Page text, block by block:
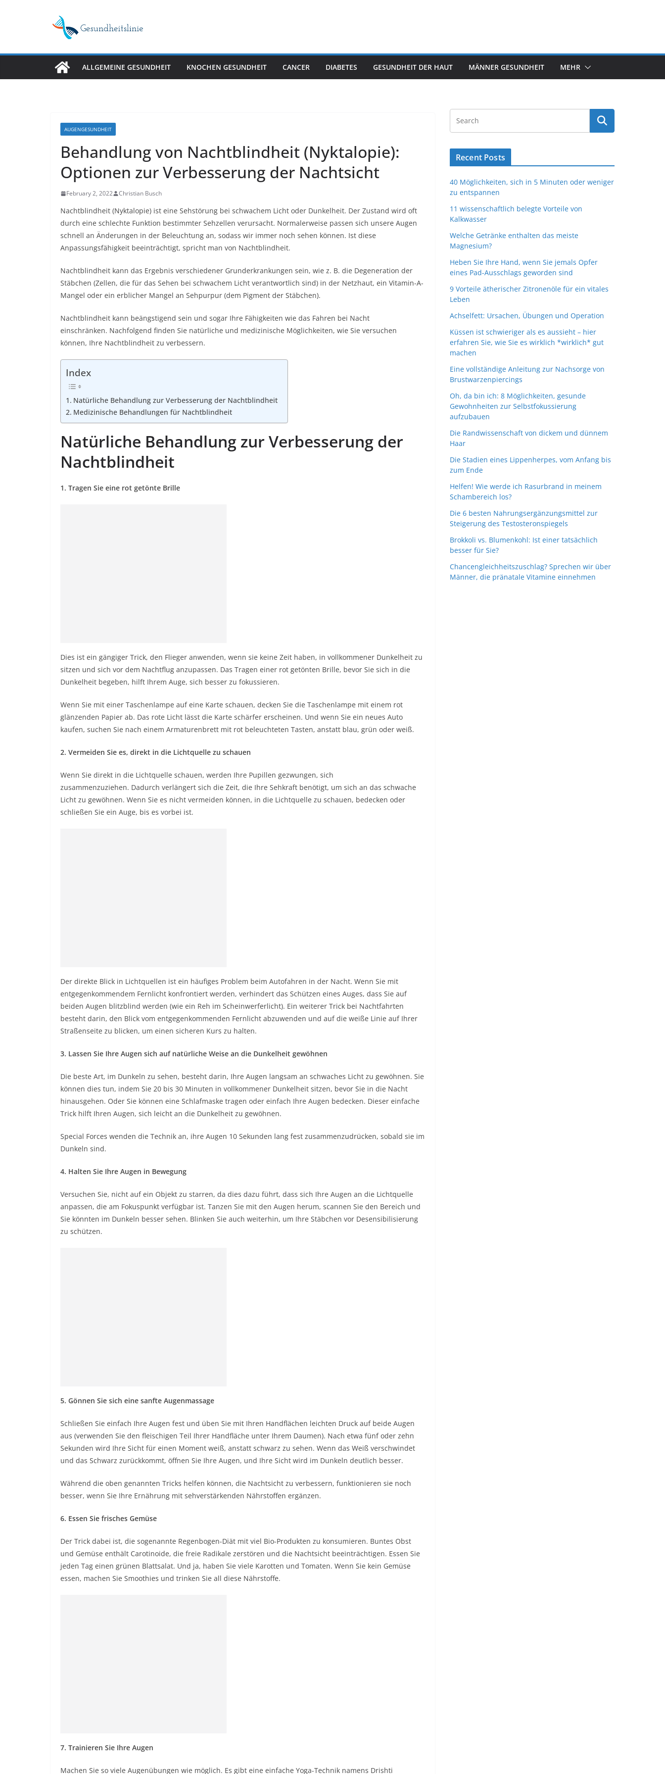
ALLGEMEINE GESUNDHEIT KNOCHEN GESUNDHEIT CANCER DIABETES GESUNDHEIT DER HAUT MÄNNER GESUNDHEIT MEHR
AUGENGESUNDHEIT
Behandlung von Nachtblindheit (Nyktalopie):
Optionen zur Verbesserung der Nachtsicht
February 2, 2022 Christian Busch
Nachtblindheit (Nyktalopie) ist eine Sehstörung bei schwachem Licht oder Dunkelheit. Der Zustand wird oft
durch eine schlechte Funktion bestimmter Sehzellen verursacht. Normalerweise passen sich unsere Augen
schnell an Änderungen in der Beleuchtung an, sodass wir immer noch sehen können. Ist diese
Anpassungsfähigkeit beeinträchtigt, spricht man von Nachtblindheit.
Nachtblindheit kann das Ergebnis verschiedener Grunderkrankungen sein, wie z. B. die Degeneration der
Stäbchen (Zellen, die für das Sehen bei schwachem Licht verantwortlich sind) in der Netzhaut, ein Vitamin-A-
Mangel oder ein erblicher Mangel an Sehpurpur (dem Pigment der Stäbchen).
Nachtblindheit kann beängstigend sein und sogar Ihre Fähigkeiten wie das Fahren bei Nacht
einschränken. Nachfolgend finden Sie natürliche und medizinische Möglichkeiten, wie Sie versuchen
können, Ihre Nachtblindheit zu verbessern.
Index
Natürliche Behandlung zur Verbesserung der Nachtblindheit
Medizinische Behandlungen für Nachtblindheit
Natürliche Behandlung zur Verbesserung der
Nachtblindheit
1. Tragen Sie eine rot getönte Brille
Dies ist ein gängiger Trick, den Flieger anwenden, wenn sie keine Zeit haben, in vollkommener Dunkelheit zu
sitzen und sich vor dem Nachtflug anzupassen. Das Tragen einer rot getönten Brille, bevor Sie sich in die
Dunkelheit begeben, hilft Ihrem Auge, sich besser zu fokussieren.
Wenn Sie mit einer Taschenlampe auf eine Karte schauen, decken Sie die Taschenlampe mit einem rot
glänzenden Papier ab. Das rote Licht lässt die Karte schärfer erscheinen. Und wenn Sie ein neues Auto
kaufen, suchen Sie nach einem Armaturenbrett mit rot beleuchteten Tasten, anstatt blau, grün oder weiß.
2. Vermeiden Sie es, direkt in die Lichtquelle zu schauen
Wenn Sie direkt in die Lichtquelle schauen, werden Ihre Pupillen gezwungen, sich
zusammenzuziehen. Dadurch verlängert sich die Zeit, die Ihre Sehkraft benötigt, um sich an das schwache
Licht zu gewöhnen. Wenn Sie es nicht vermeiden können, in die Lichtquelle zu schauen, bedecken oder
schließen Sie ein Auge, bis es vorbei ist.
Der direkte Blick in Lichtquellen ist ein häufiges Problem beim Autofahren in der Nacht. Wenn Sie mit
entgegenkommendem Fernlicht konfrontiert werden, verhindert das Schützen eines Auges, dass Sie auf
beiden Augen blitzblind werden (wie ein Reh im Scheinwerferlicht). Ein weiterer Trick bei Nachtfahrten
besteht darin, den Blick vom entgegenkommenden Fernlicht abzuwenden und auf die weiße Linie auf Ihrer
Straßenseite zu blicken, um einen sicheren Kurs zu halten.
3. Lassen Sie Ihre Augen sich auf natürliche Weise an die Dunkelheit gewöhnen
Die beste Art, im Dunkeln zu sehen, besteht darin, Ihre Augen langsam an schwaches Licht zu gewöhnen. Sie
können dies tun, indem Sie 20 bis 30 Minuten in vollkommener Dunkelheit sitzen, bevor Sie in die Nacht
hinausgehen. Oder Sie können eine Schlafmaske tragen oder einfach Ihre Augen bedecken. Dieser einfache
Trick hilft Ihren Augen, sich leicht an die Dunkelheit zu gewöhnen.
Special Forces wenden die Technik an, ihre Augen 10 Sekunden lang fest zusammenzudrücken, sobald sie im
Dunkeln sind.
4. Halten Sie Ihre Augen in Bewegung
Versuchen Sie, nicht auf ein Objekt zu starren, da dies dazu führt, dass sich Ihre Augen an die Lichtquelle
anpassen, die am Fokuspunkt verfügbar ist. Tanzen Sie mit den Augen herum, scannen Sie den Bereich und
Sie könnten im Dunkeln besser sehen. Blinken Sie auch weiterhin, um Ihre Stäbchen vor Desensibilisierung
zu schützen.
5. Gönnen Sie sich eine sanfte Augenmassage
Schließen Sie einfach Ihre Augen fest und üben Sie mit Ihren Handflächen leichten Druck auf beide Augen
aus (verwenden Sie den fleischigen Teil Ihrer Handfläche unter Ihrem Daumen). Nach etwa fünf oder zehn
Sekunden wird Ihre Sicht für einen Moment weiß, anstatt schwarz zu sehen. Wenn das Weiß verschwindet
und das Schwarz zurückkommt, öffnen Sie Ihre Augen, und Ihre Sicht wird im Dunkeln deutlich besser.
Während die oben genannten Tricks helfen können, die Nachtsicht zu verbessern, funktionieren sie noch
besser, wenn Sie Ihre Ernährung mit sehverstärkenden Nährstoffen ergänzen.
6. Essen Sie frisches Gemüse
Der Trick dabei ist, die sogenannte Regenbogen-Diät mit viel Bio-Produkten zu konsumieren. Buntes Obst
und Gemüse enthält Carotinoide, die freie Radikale zerstören und die Nachtsicht beeinträchtigen. Essen Sie
jeden Tag einen grünen Blattsalat. Und ja, haben Sie viele Karotten und Tomaten. Wenn Sie kein Gemüse
essen, machen Sie Smoothies und trinken Sie all diese Nährstoffe.
7. Trainieren Sie Ihre Augen
Machen Sie so viele Augenübungen wie möglich. Es gibt eine einfache Yoga-Technik namens Drishti
Recent Posts
40 Möglichkeiten, sich in 5 Minuten oder weniger
zu entspannen
11 wissenschaftlich belegte Vorteile von
Kalkwasser
Welche Getränke enthalten das meiste
Magnesium?
Heben Sie Ihre Hand, wenn Sie jemals Opfer
eines Pad-Ausschlags geworden sind
9 Vorteile ätherischer Zitronenöle für ein vitales
Leben
Achselfett: Ursachen, Übungen und Operation
Küssen ist schwieriger als es aussieht – hier
erfahren Sie, wie Sie es wirklich *wirklich* gut
machen
Eine vollständige Anleitung zur Nachsorge von
Brustwarzenpiercings
Oh, da bin ich: 8 Möglichkeiten, gesunde
Gewohnheiten zur Selbstfokussierung
aufzubauen
Die Randwissenschaft von dickem und dünnem
Haar
Die Stadien eines Lippenherpes, vom Anfang bis
zum Ende
Helfen! Wie werde ich Rasurbrand in meinem
Schambereich los?
Die 6 besten Nahrungsergänzungsmittel zur
Steigerung des Testosteronspiegels
Brokkoli vs. Blumenkohl: Ist einer tatsächlich
besser für Sie?
Chancengleichheitszuschlag? Sprechen wir über
Männer, die pränatale Vitamine einnehmen